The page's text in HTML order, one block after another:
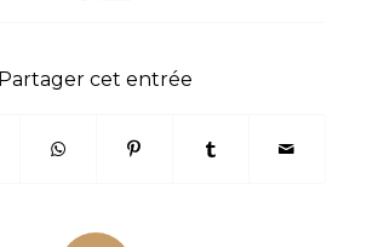
Partager cet entrée